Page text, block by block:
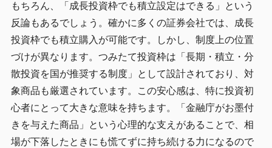
もちろん、「成長投資枠でも積立設定はできる」という
反論もあるでしょう。確かに多くの証券会社では、成長
投資枠でも積立購入が可能です。しかし、制度上の位置
づけが異なります。つみたて投資枠は「長期・積立・分
散投資を国が推奨する制度」として設計されており、対
象商品も厳選されています。この安心感は、特に投資初
心者にとって大きな意味を持ちます。「金融庁がお墨付
きを与えた商品」という心理的な支えがあることで、相
場が下落したときにも慌てずに持ち続ける力になるので